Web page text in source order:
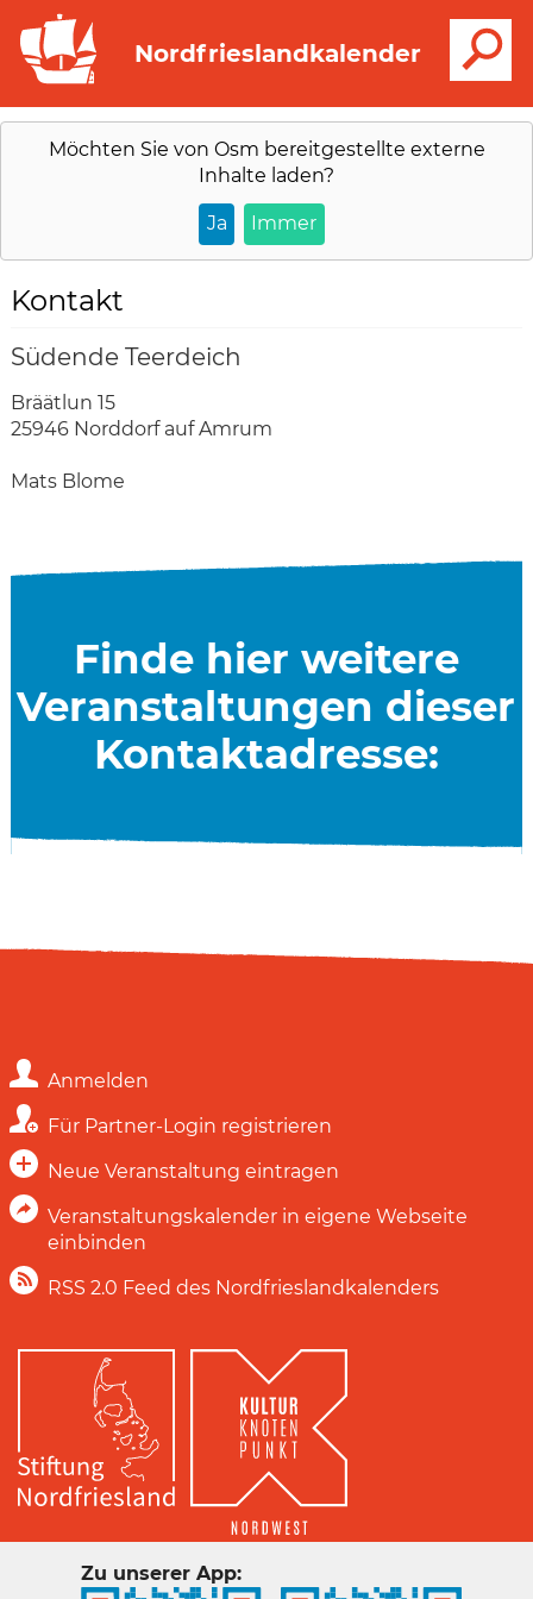
Nordfrieslandkalender
Möchten Sie von Osm bereitgestellte externe
Inhalte laden?
Ja Immer
Bräätlun 15
25946 Norddorf auf Amrum
Mats Blome
Südende Teerdeich
Kontakt
Finde hier weitere
Veranstaltungen dieser
Kontaktadresse:
Anmelden
Für Partner-Login registrieren
Neue Veranstaltung eintragen
Veranstaltungskalender in eigene Webseite
einbinden
RSS 2.0 Feed des Nordfrieslandkalenders
Zu unserer App: